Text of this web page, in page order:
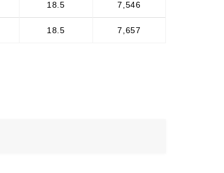
18.5 7,546
18.5 7,657